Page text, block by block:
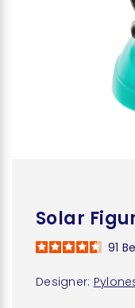
Solar
Designer:
91